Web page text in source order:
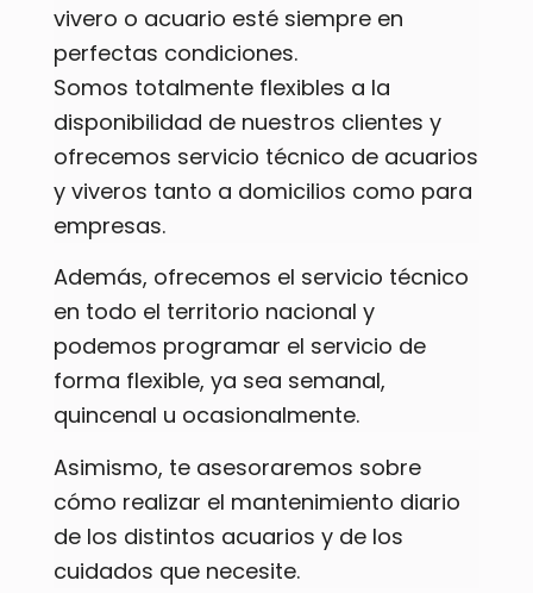
vivero o acuario esté siempre en
perfectas condiciones.
Somos totalmente flexibles a la
disponibilidad de nuestros clientes y
ofrecemos servicio técnico de acuarios
y viveros tanto a domicilios como para
empresas.
Además, ofrecemos el servicio técnico
en todo el territorio nacional y
podemos programar el servicio de
forma flexible, ya sea semanal,
quincenal u ocasionalmente.
Asimismo, te asesoraremos sobre
cómo realizar el mantenimiento diario
de los distintos acuarios y de los
cuidados que necesite.